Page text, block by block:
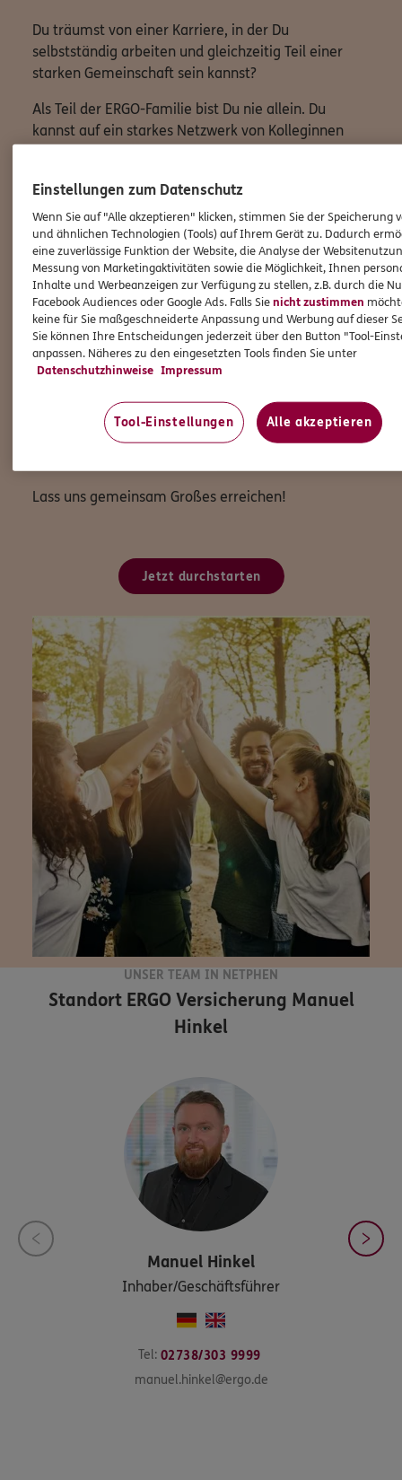
Du träumst von einer Karriere, in der Du
selbstständig arbeiten und gleichzeitig Teil einer
starken Gemeinschaft sein kannst?
Als Teil der ERGO-Familie bist Du nie allein. Du
kannst auf ein starkes Netzwerk von Kolleginnen
wir daran, die Zukunft der Versicherungsbranche zu
gestalten und unseren Kunden den bestmöglichen
Service zu bieten.
Du profitierst nicht nur von der Freiheit, Deine
eigenen Entscheidungen zu treffen und Deinen
Arbeitsalltag flexibel zu gestalten, sondern auch von
den Vorteilen, die eine große und etablierte Marke
wie ERGO mit sich bringt.
Level zu heben und Teil einer starken Gemeinschaft
zu werden, dann freuen wir uns auf Deine
Lass uns gemeinsam Großes erreichen!
Jetzt durchstarten
UNSER TEAM IN NETPHEN
Standort ERGO Versicherung Manuel
Hinkel
Manuel Hinkel
Inhaber/Geschäftsführer
Tel: 02738/303 9999
manuel.hinkel@ergo.de
Einstellungen zum Datenschutz
Wenn Sie auf "Alle akzeptieren" klicken, stimmen Sie der Speicherung
und ähnlichen Technologien (Tools) auf Ihrem Gerät zu. Dadurch
eine zuverlässige Funktion der Website, die Analyse der
Messung von Marketingaktivitäten sowie die Möglichkeit, Ihnen
Inhalte und Werbeanzeigen zur Verfügung zu stellen, z.B. durch die
Facebook Audiences oder Google Ads. Falls Sienicht zustimmen
keine für Sie maßgeschneiderte Anpassung und Werbung auf dieser
Sie können Ihre Entscheidungen jederzeit über den Button "Tool-
anpassen. Näheres zu den eingesetzten Tools finden Sie unter
Datenschutzhinweise Impressum
Tool-Einstellungen Alle akzeptieren